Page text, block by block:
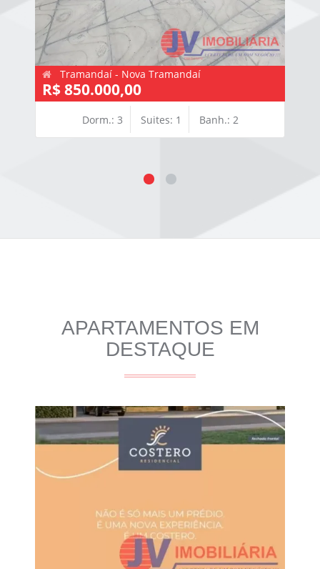
Tramandaí - Nova Tramandaí
R$ 850.000,00
Dorm.: 3 Suites: 1 Banh.: 2
APARTAMENTOS EM
DESTAQUE